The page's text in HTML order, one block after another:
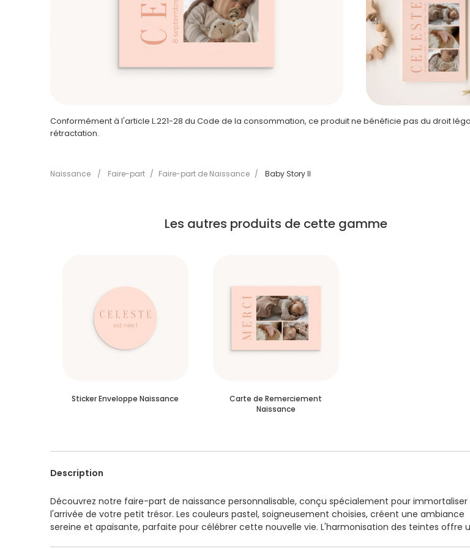
Naissance / Faire-part / Faire-part de Naissance / Baby Story II
Description
Découvrez notre faire-part de naissance personnalisable, conçu spécialement pour immortaliser
l'arrivée de votre petit trésor. Les couleurs pastel, soigneusement choisies, créent une ambiance
sereine et apaisante, parfaite pour célébrer cette nouvelle vie. L'harmonisation des teintes offre
Conformément à l'article L.221-28 du Code de la consommation, ce produit ne bénéficie pas du droit
rétractation.
Les autres produits de cette gamme
Sticker Enveloppe Naissance
Carte de Remerciement
Naissance